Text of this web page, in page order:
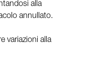
alla
annullato.
variazioni alla